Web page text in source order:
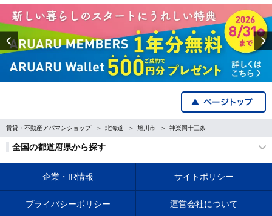
Previous
賃貸・不動産アパマンショップ 北海道 旭川市 神楽岡十三条
全国の都道府県から探す
企業・IR情報 サイトポリシー
プライバシーポリシー 運営会社について